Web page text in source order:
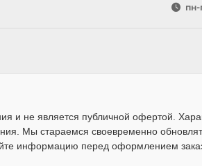
не является публичной офертой.
Мы стараемся своевременно
информацию перед оформлением